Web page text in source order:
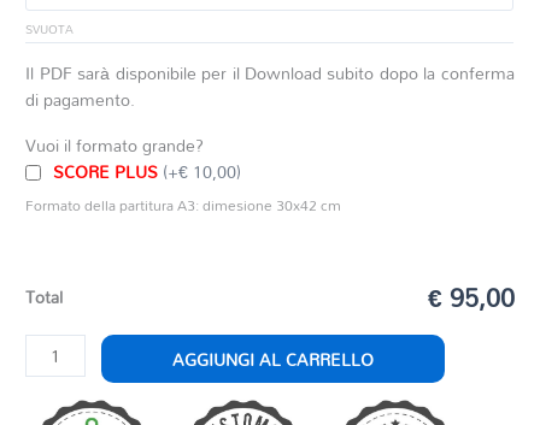
SVUOTA
Il PDF sarà disponibile per il Download subito dopo la conferma
di pagamento.
Vuoi il formato grande?
SCORE PLUS(+€ 10,00)
Formato della partitura A3: dimesione 30x42 cm
Total € 95,00
HALLELUJAH
quantità
AGGIUNGI AL CARRELLO